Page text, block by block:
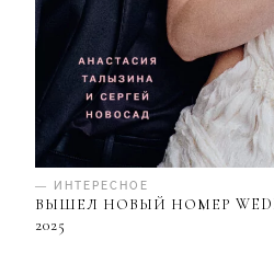
— ИНТЕРЕСНОЕ
ВЫШЕЛ НОВЫЙ НОМЕР
2025